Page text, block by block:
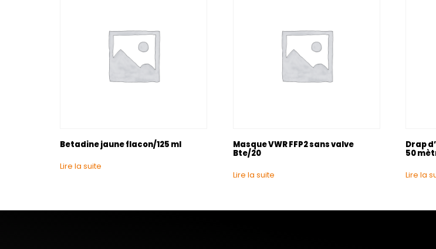
Betadine jaune flacon/125 ml
Lire la suite
Masque VWR FFP2 sans valve
Bte/20
Lire la suite
Drap
50
Lire la